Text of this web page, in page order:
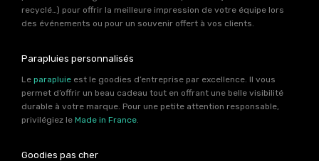
recyclé…) pour offrir la meilleure impression de votre équipe lors
des événements ou pour un souvenir offert à vos clients.
Parapluies personnalisés
Le parapluie est le goodies d’entreprise par excellence. Il vous
permet d’offrir un beau cadeau tout en offrant une belle visibilité
durable à votre marque. Pour une petite attention responsable,
privilégiez le Made in France.
Goodies pas cher